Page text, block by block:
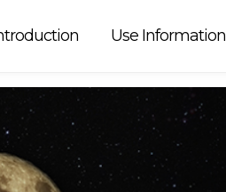
cable car is
Use Information